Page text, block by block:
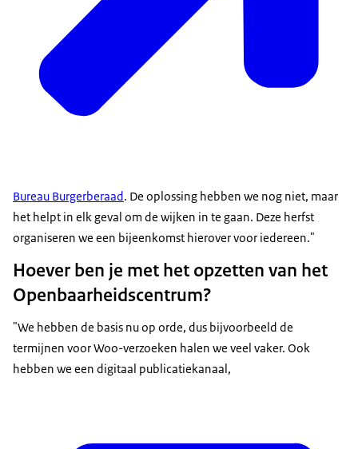
Bureau Burgerberaad. De oplossing hebben we nog niet, maar
het helpt in elk geval om de wijken in te gaan. Deze herfst
organiseren we een bijeenkomst hierover voor iedereen."
Hoever ben je met het opzetten van het
Openbaarheidscentrum?
"We hebben de basis nu op orde, dus bijvoorbeeld de
termijnen voor Woo-verzoeken halen we veel vaker. Ook
hebben we een digitaal publicatiekanaal,